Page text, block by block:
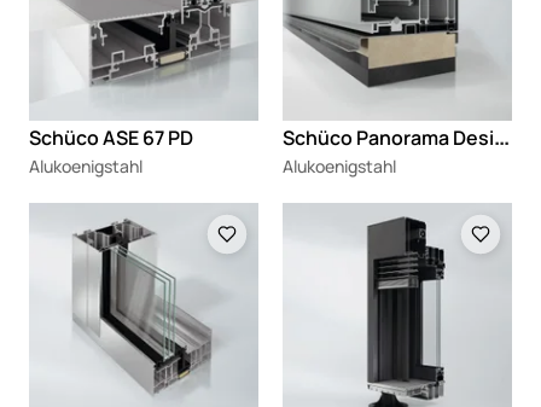
Schüco ASE 67 PD
Alukoenigstahl
S
chüco Panorama Design sliding system AS AL 75
Alukoenigstahl